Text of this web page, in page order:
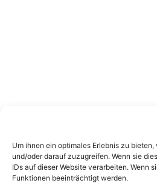
Um ihnen ein optimales Erlebnis zu
und/oder darauf zuzugreifen. Wenn sie
IDs auf dieser Website verarbeiten. Wenn
Funktionen beeinträchtigt werden.